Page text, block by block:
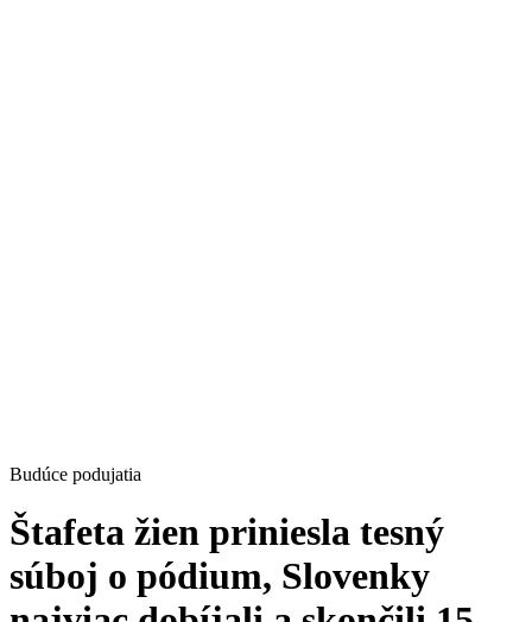
Budúce podujatia
Štafeta žien priniesla tesný
súboj o pódium, Slovenky